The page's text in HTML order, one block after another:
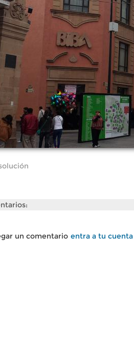
un comentario entra a tu cuenta